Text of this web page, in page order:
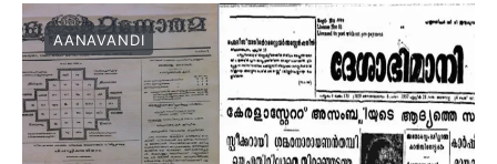
AANAVANDI